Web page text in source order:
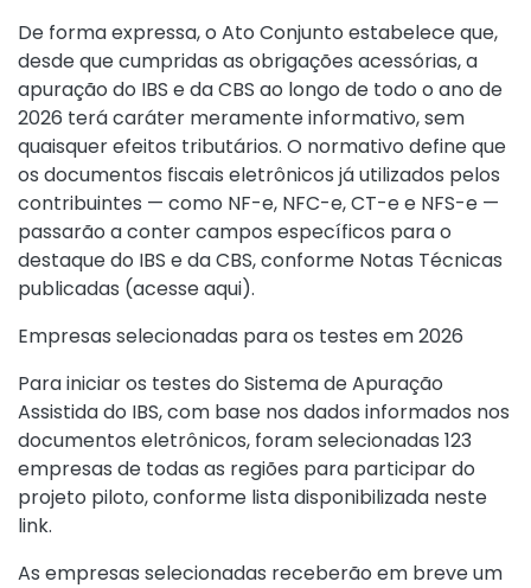
De forma expressa, o Ato Conjunto estabelece que,
desde que cumpridas as obrigações acessórias, a
apuração do IBS e da CBS ao longo de todo o ano de
2026 terá caráter meramente informativo, sem
quaisquer efeitos tributários. O normativo define que
os documentos fiscais eletrônicos já utilizados pelos
contribuintes — como NF-e, NFC-e, CT-e e NFS-e —
passarão a conter campos específicos para o
destaque do IBS e da CBS, conforme Notas Técnicas
publicadas (acesse aqui).
Empresas selecionadas para os testes em 2026
Para iniciar os testes do Sistema de Apuração
Assistida do IBS, com base nos dados informados nos
documentos eletrônicos, foram selecionadas 123
empresas de todas as regiões para participar do
projeto piloto, conforme lista disponibilizada neste
link.
As empresas selecionadas receberão em breve um